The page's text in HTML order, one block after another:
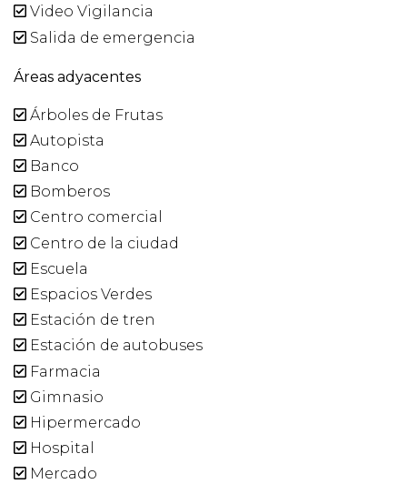
Video Vigilancia
Salida de emergencia
Áreas adyacentes
Árboles de Frutas
Autopista
Banco
Bomberos
Centro comercial
Centro de la ciudad
Escuela
Espacios Verdes
Estación de tren
Estación de autobuses
Farmacia
Gimnasio
Hipermercado
Hospital
Mercado